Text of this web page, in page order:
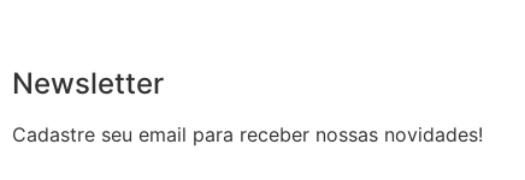
Newsletter
Cadastre seu email para receber nossas novidades!